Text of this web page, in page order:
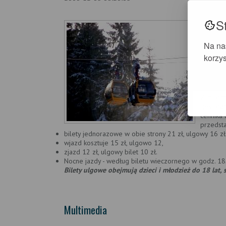
Na
We
przed
8.00
Z
cennika
bilety jednorazowe w obie strony 21 zł, ulgowy 16 zł.
wjazd kosztuje 15 zł, ulgowo 12,
zjazd 12 zł, ulgowy bilet 10 zł.
Nocne jazdy - według biletu wieczornego w godz.
Bilety ulgowe obejmują dzieci i młodzież do 18
Multimedia